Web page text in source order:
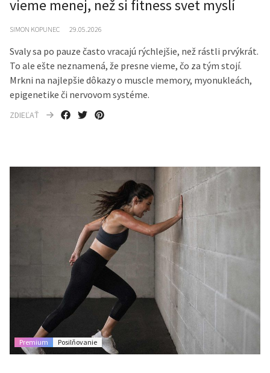
vieme menej, než si fitness svet myslí
SIMON KOPUNEC 29.05.2026
Svaly sa po pauze často vracajú rýchlejšie, než rástli prvýkrát.
To ale ešte neznamená, že presne vieme, čo za tým stojí.
Mrkni na najlepšie dôkazy o muscle memory, myonukleách,
epigenetike či nervovom systéme.
ZDIEĽAŤ
Premium Posilňovanie